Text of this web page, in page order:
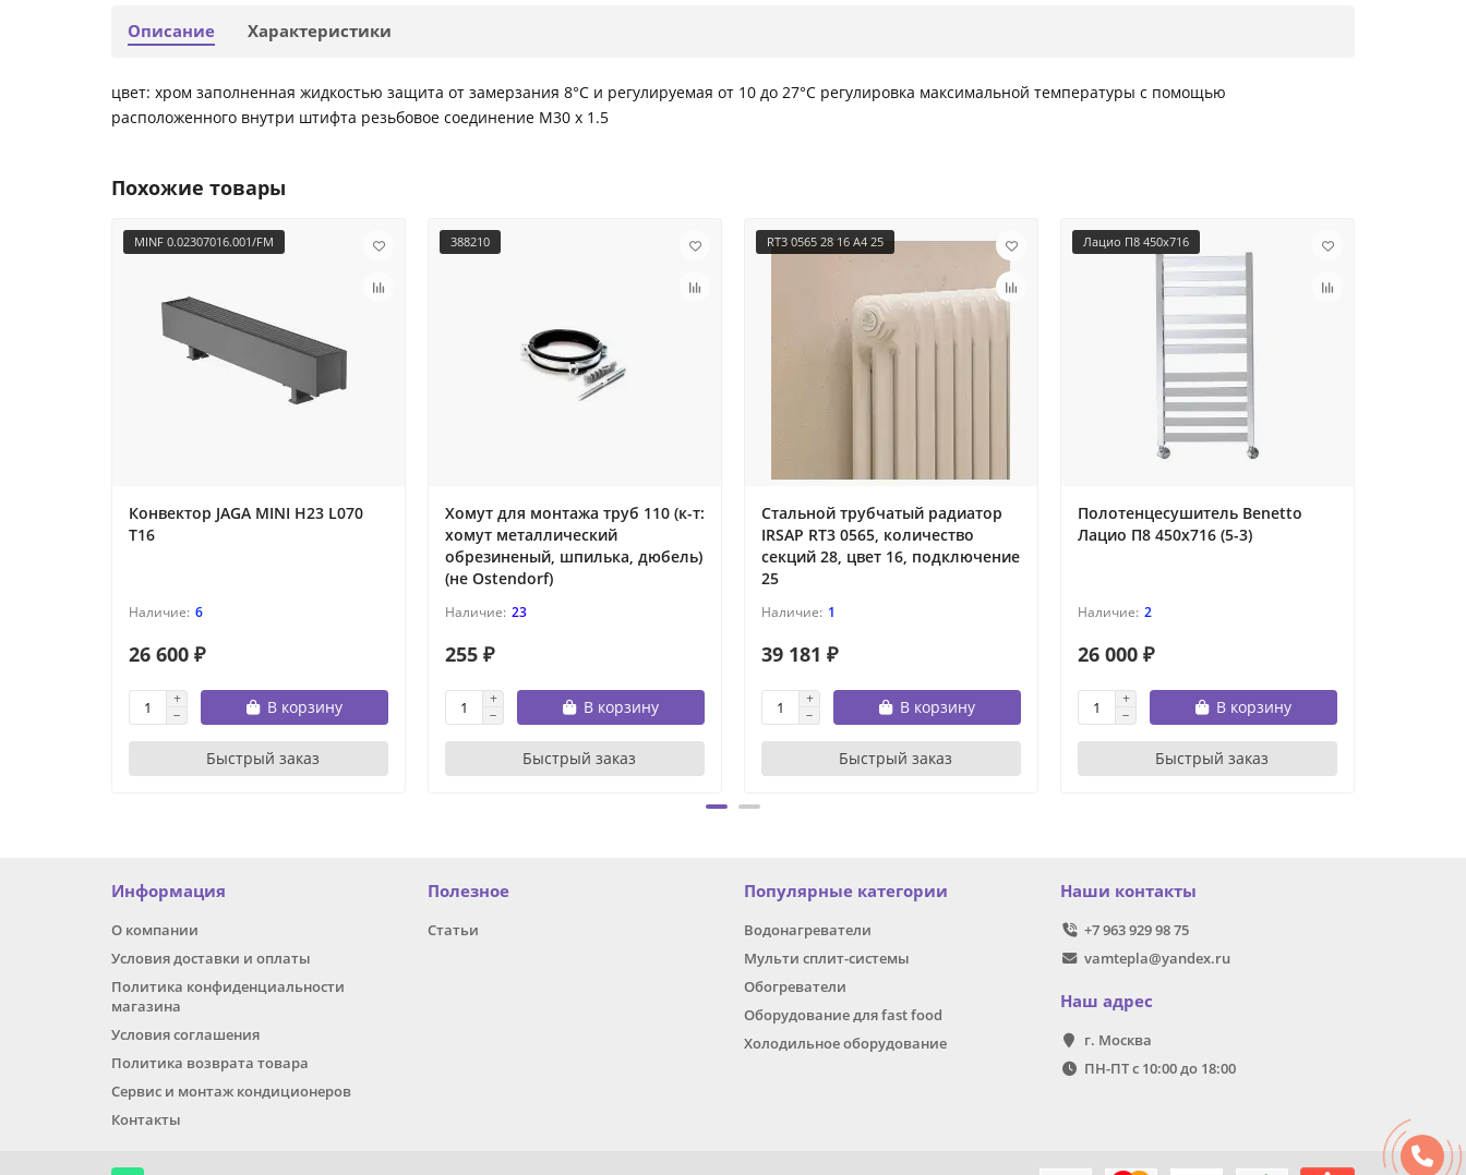
Описание Характеристики
цвет: хром заполненная жидкостью защита от замерзания 8°C и регулируемая от 10 до 27°C регулировка максимальной температуры с помощью
расположенного внутри штифта резьбовое соединение M30 x 1.5
Похожие товары
MINF 0.02307016.001/FM
Конвектор JAGA MINI H23 L070
T16
6
26 600 ₽
В корзину
Быстрый заказ
388210
Хомут для монтажа труб 110 (к-т:
хомут металлический
обрезиненый, шпилька, дюбель)
(не Ostendorf)
23
255 ₽
В корзину
Быстрый заказ
RT3 0565 28 16 A4 25
Cтальной трубчатый радиатор
IRSAP RT3 0565, количество
секций 28, цвет 16, подключение
25
1
39 181 ₽
В корзину
Быстрый заказ
Лацио П8 450х716
Полотенцесушитель Benetto
Лацио П8 450х716 (5-3)
2
26 000 ₽
В корзину
Быстрый заказ
Информация
О компании
Условия доставки и оплаты
Политика конфиденциальности
магазина
Условия соглашения
Политика возврата товара
Сервис и монтаж кондиционеров
Контакты
Полезное
Статьи
Популярные категории
Водонагреватели
Мульти сплит-системы
Обогреватели
Оборудование для fast food
Холодильное оборудование
Наши контакты
+7 963 929 98 75
vamtepla@yandex.ru
Наш адрес
г. Москва
ПН-ПТ с 10:00 до 18:00